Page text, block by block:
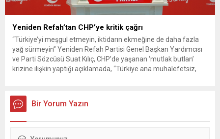
Yeniden Refah’tan CHP’ye kritik çağrı
“Türkiye’yi meşgul etmeyin, iktidarın ekmeğine de daha fazla
yağ sürmeyin” Yeniden Refah Partisi Genel Başkan Yardımcısı
ve Parti Sözcüsü Suat Kılıç, CHP’de yaşanan ‘mutlak butlan’
krizine ilişkin yaptığı açıklamada, “Türkiye ana muhalefetsiz,
olun. Türkiye’yi...
Bir Yorum Yazın